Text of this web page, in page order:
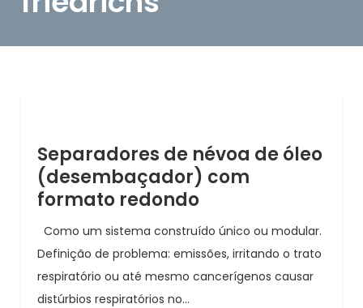
Separadores de névoa de óleo
(desembaçador) com
formato redondo
Como um sistema construído único ou modular.
Definição de problema: emissões, irritando o trato
respiratório ou até mesmo cancerígenos causar
distúrbios respiratórios no...